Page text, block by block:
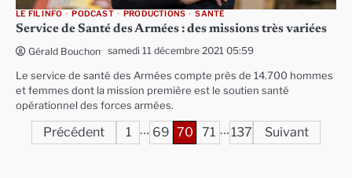
LE FIL INFO PODCAST PRODUCTIONS SANTÉ
Service de Santé des Armées : des missions très variées
Gérald Bouchon samedi 11 décembre 2021 05:59
Le service de santé des Armées compte près de 14.700 hommes
et femmes dont la mission première est le soutien santé
opérationnel des forces armées.
Pagination
Précédent 1 … 69 70 71 …137 Suivant